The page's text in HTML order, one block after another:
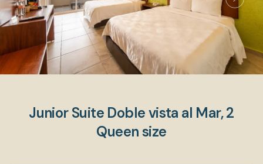
Junior Suite Doble vista al Mar, 2
Queen size